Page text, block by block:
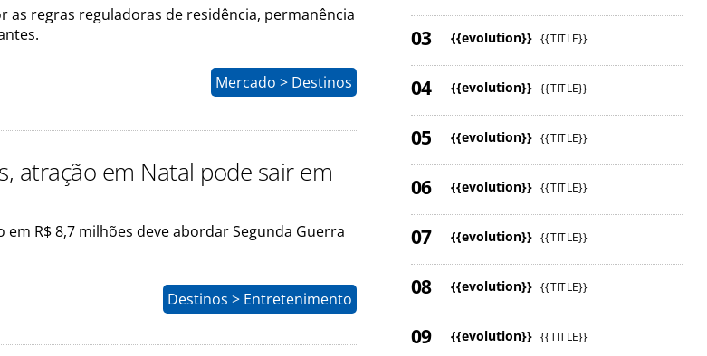
as regras reguladoras de residência, permanência
Mercado > Destinos
atração em Natal pode sair em
R$ 8,7 milhões deve abordar Segunda Guerra
Destinos > Entretenimento
{{evolution}} {{TITLE}}
{{evolution}} {{TITLE}}
{{evolution}} {{TITLE}}
{{evolution}} {{TITLE}}
{{evolution}} {{TITLE}}
{{evolution}} {{TITLE}}
{{evolution}} {{TITLE}}